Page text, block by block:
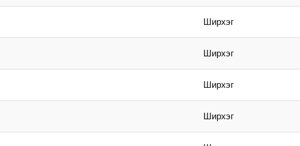
Ширхэг
Ширхэг
Ширхэг
Ширхэг